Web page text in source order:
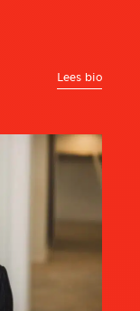
Lees bio